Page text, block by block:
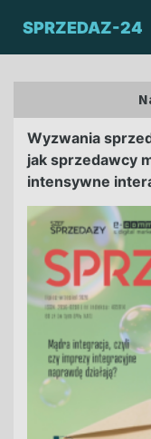
SPRZEDAZ-24
Wyzwania
jak sprzedawcy
intensywne